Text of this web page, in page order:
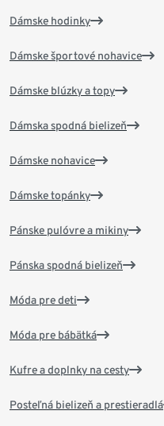
Dámske hodinky
Dámske športové nohavice
Dámske blúzky a topy
Dámska spodná bielizeň
Dámske nohavice
Dámske topánky
Pánske pulóvre a mikiny
Pánska spodná bielizeň
Móda pre deti
Móda pre bábätká
Kufre a doplnky na cesty
Posteľná bielizeň a prestieradlá